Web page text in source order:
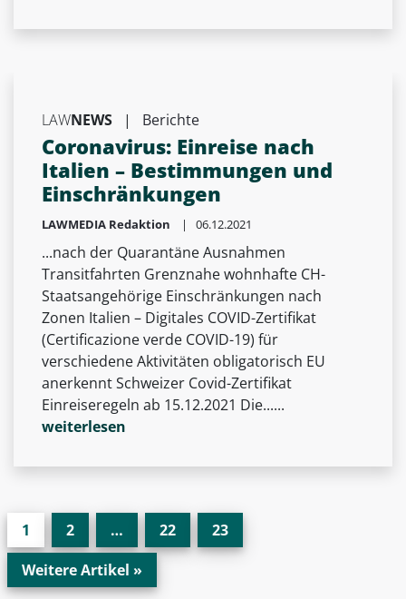
LAWNEWS | Berichte
Coronavirus: Einreise nach
Italien – Bestimmungen und
Einschränkungen
LAWMEDIA Redaktion | 06.12.2021
...nach der Quarantäne Ausnahmen
Transitfahrten Grenznahe wohnhafte CH-
Staatsangehörige Einschränkungen nach
Zonen Italien – Digitales COVID-Zertifikat
(Certificazione verde COVID-19) für
verschiedene Aktivitäten obligatorisch EU
anerkennt Schweizer Covid-Zertifikat
Einreiseregeln ab 15.12.2021 Die......
weiterlesen
1 2 … 22
23
Weitere Artikel »